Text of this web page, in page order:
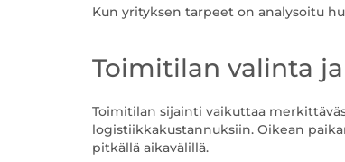
Kun yrityksen tarpeet on analysoitu
Toimitilan valinta
Toimitilan sijainti vaikuttaa
logistiikkakustannuksiin. Oikean
pitkällä aikavälillä.